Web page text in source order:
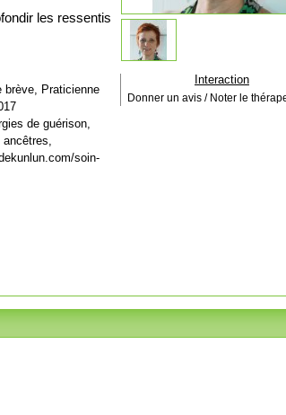
les ressentis
brève, Praticienne
de guérison,
ancêtres,
soin-
Interaction
Donner un avis / Noter le